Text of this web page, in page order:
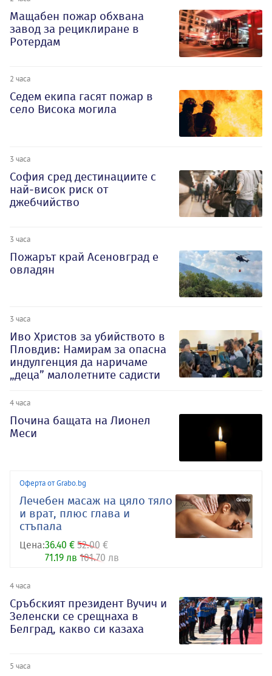
Мащабен пожар обхвана
завод за рециклиране в
Ротердам
2 часа
Седем екипа гасят пожар в
село Висока могила
3 часа
София сред дестинациите с
най-висок риск от
джебчийство
3 часа
Пожарът край Асеновград е
овладян
3 часа
Иво Христов за убийството в
Пловдив: Намирам за опасна
индулгенция да наричаме
„деца” малолетните садисти
4 часа
Почина бащата на Лионел
Меси
Оферта от Grabo.bg
Лечебен масаж на цяло тяло
и врат, плюс глава и
стъпала
Цена:36.40 € 52.00 €
71.19 лв 101.70 лв
4 часа
Сръбският президент Вучич и
Зеленски се срещнаха в
Белград, какво си казаха
5 часа